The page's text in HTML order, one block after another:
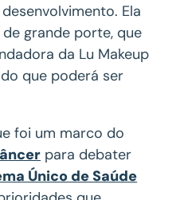
Ela
grande porte, que
da Lu Makeup
que poderá ser
foi um marco do
para debater
Único de Saúde